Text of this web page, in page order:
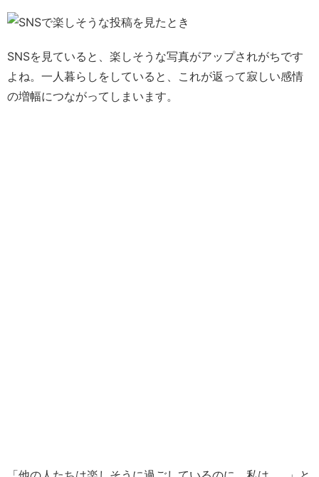
SNSを見ていると、楽しそうな写真がアップされがちです
よね。 一人暮らしをしていると、これが返って寂しい感情
の増幅につながってしまいます。